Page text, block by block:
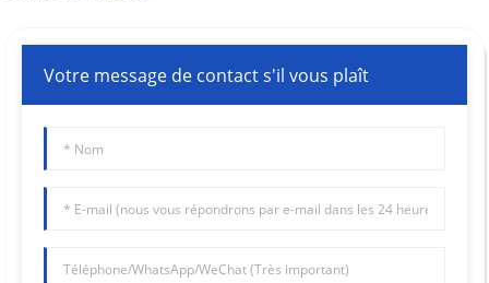
Votre message de contact s'il vous plaît